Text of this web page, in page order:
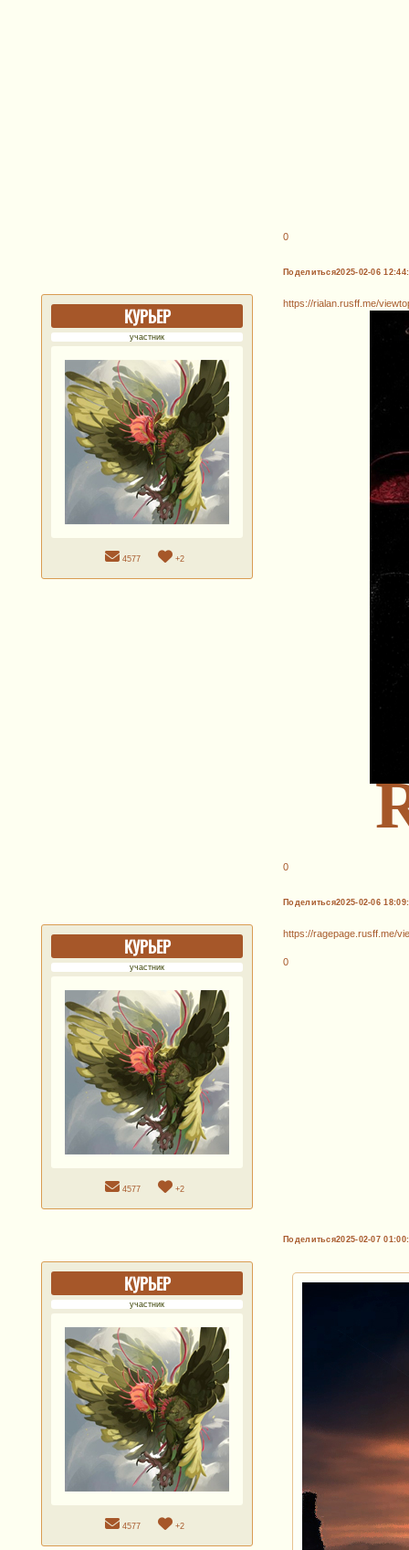
0
Поделиться2025-02-06
КУРЬЕР
участник
4577 +2
https://rialan.rusff.me/
0
Поделиться2025-02-06
КУРЬЕР
участник
4577 +2
https://ragepage.rusff.me/
0
Поделиться2025-02-07
КУРЬЕР
участник
4577 +2